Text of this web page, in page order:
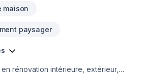
maison
paysager
rénovation intérieure, extérieur,